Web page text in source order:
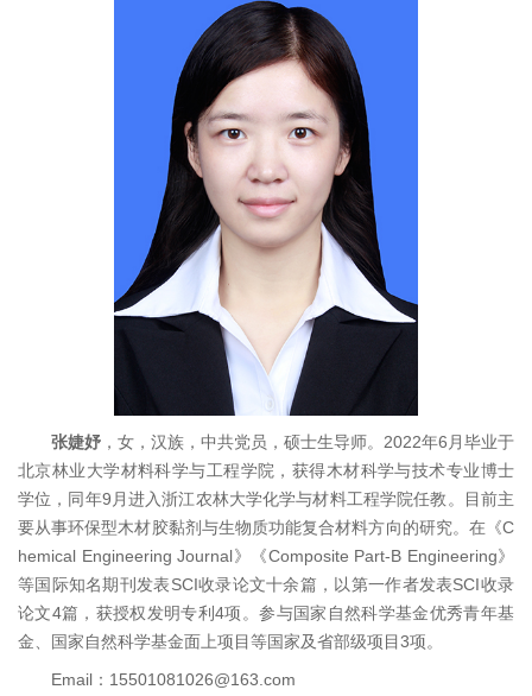
张婕妤 ，女，汉族，中共党员，硕士生导师。2022年6月毕业于
北京林业大学材料科学与工程学院，获得木材科学与技术专业博士
学位，同年9月进入浙江农林大学化学与材料工程学院任教。目前主
要从事环保型木材胶黏剂与生物质功能复合材料方向的研究。在《C
hemical Engineering Journal》《Composite Part-B Engineering》
等国际知名期刊发表SCI收录论文十余篇，以第一作者发表SCI收录
论文4篇，获授权发明专利4项。参与国家自然科学基金优秀青年基
金、国家自然科学基金面上项目等国家及省部级项目3项。
Email：15501081026@163.com